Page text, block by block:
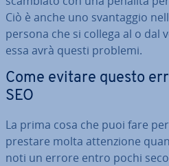
Ciò è anche uno svan­tag­gio
persona che si collega al o dal
essa avrà questi problemi.
Come evitare questo
SEO
La prima cosa che puoi fare
prestare molta at­ten­zio­ne
noti un errore entro pochi